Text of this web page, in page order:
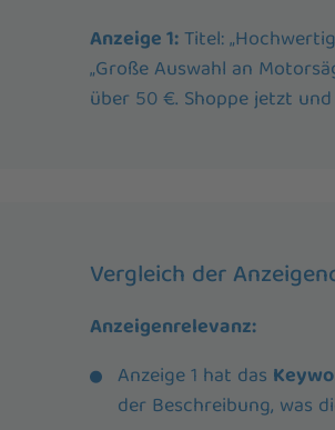
Anzeige 1:Titel:
„Große Auswahl an
über 50 €. Shoppe jetzt
Vergleich der
Anzeigenrelevanz:
Anzeige 1 hat das
der Beschreibung, was